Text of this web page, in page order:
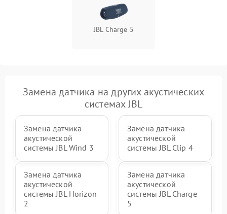
JBL Charge 5
Замена датчика на других акустических
системах JBL
Замена датчика
акустической
системы JBL Wind 3
Замена датчика
акустической
системы JBL Clip 4
Замена датчика
акустической
системы JBL Horizon
2
Замена датчика
акустической
системы JBL Charge
5